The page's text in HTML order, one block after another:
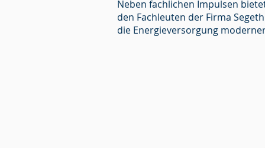
Neben fachlichen Impulsen
den Fachleuten der Firma
die Energieversorgung